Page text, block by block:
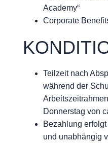
Academy“
Corporate
Teilzeit nach
während der
Donnerstag von
Bezahlung
und unabhängig